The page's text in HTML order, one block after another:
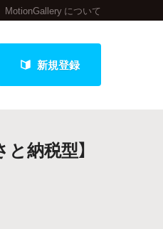
MotionGallery について
新規登録
納税型】